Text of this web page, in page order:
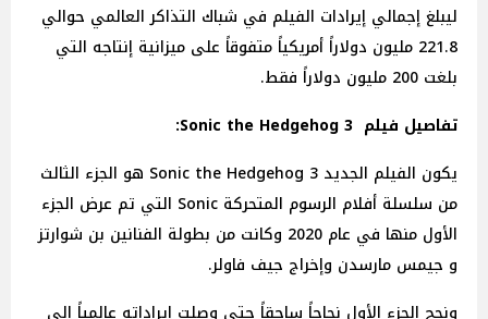
ليبلغ إجمالي إيرادات الفيلم في شباك التذاكر العالمي حوالي
221.8 مليون دولاراً أمريكياً متفوقاً على ميزانية إنتاجه التي
بلغت 200 مليون دولاراً فقط.
تفاصيل فيلم Sonic the Hedgehog 3:
يكون الفيلم الجديد Sonic the Hedgehog 3 هو الجزء الثالث
من سلسلة أفلام الرسوم المتحركة Sonic التي تم عرض الجزء
الأول منها في عام 2020 وكانت من بطولة الفنانين بن شوارتز
و جيمس مارسدن وإخراج جيف فاولر.
ونجح الجزء الأول نجاحاً ساحقاً حتى وصلت إيراداته عالمياً إلى